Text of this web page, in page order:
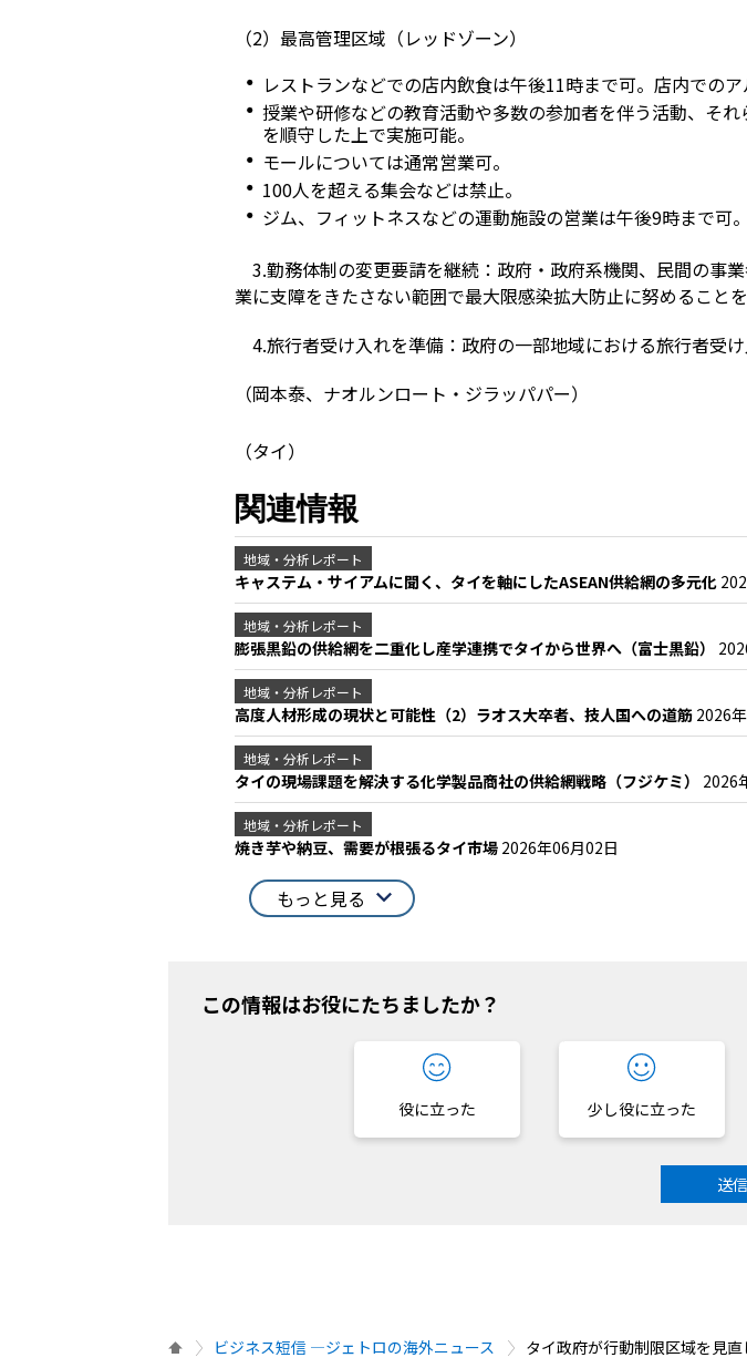
（2）最高管理区域（レッドゾーン）
レストランなどでの店内飲食は午後11時まで可。店内でのア
授業や研修などの教育活動や多数の参加者を伴う活動、そ
を順守した上で実施可能。
モールについては通常営業可。
100人を超える集会などは禁止。
ジム、フィットネスなどの運動施設の営業は午後9時まで可。
3.勤務体制の変更要請を継続：政府・政府系機関、民間の事
業に支障をきたさない範囲で最大限感染拡大防止に努めることを
4.旅行者受け入れを準備：政府の一部地域における旅行者受
（岡本泰、ナオルンロート・ジラッパパー）
（タイ）
関連情報
地域・分析レポート
キャステム・サイアムに聞く、タイを軸にしたASEAN供給網の多元化
地域・分析レポート
膨張黒鉛の供給網を二重化し産学連携でタイから世界へ（富士黒鉛）
地域・分析レポート
高度人材形成の現状と可能性（2）ラオス大卒者、技人国への道筋 2026
地域・分析レポート
タイの現場課題を解決する化学製品商社の供給網戦略（フジケミ） 2026
地域・分析レポート
焼き芋や納豆、需要が根張るタイ市場 2026年06月02日
もっと見る
この情報はお役にたちましたか？
役に立った 少し役に立った
送信
ビジネス短信 ―ジェトロの海外ニュース タイ政府が行動制限区域を見直